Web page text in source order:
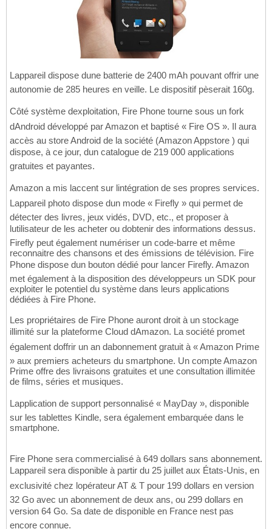
Lappareil dispose dune batterie de 2400 mAh pouvant offrir une
autonomie de 285 heures en veille. Le dispositif pèserait 160g.
Côté système dexploitation, Fire Phone tourne sous un fork
dAndroid développé par Amazon et baptisé « Fire OS ». Il aura
accès au store Android de la société (Amazon Appstore ) qui
dispose, à ce jour, dun catalogue de 219 000 applications
gratuites et payantes.
Amazon a mis laccent sur lintégration de ses propres services.
Lappareil photo dispose dun mode « Firefly » qui permet de
détecter des livres, jeux vidés, DVD, etc., et proposer à
lutilisateur de les acheter ou dobtenir des informations dessus.
Firefly peut également numériser un code-barre et même
reconnaitre des chansons et des émissions de télévision. Fire
Phone dispose dun bouton dédié pour lancer Firefly. Amazon
met également à la disposition des développeurs un SDK pour
exploiter le potentiel du système dans leurs applications
dédiées à Fire Phone.
Les propriétaires de Fire Phone auront droit à un stockage
illimité sur la plateforme Cloud dAmazon. La société promet
également doffrir un an dabonnement gratuit à « Amazon Prime
» aux premiers acheteurs du smartphone. Un compte Amazon
Prime offre des livraisons gratuites et une consultation illimitée
de films, séries et musiques.
Lapplication de support personnalisé « MayDay », disponible
sur les tablettes Kindle, sera également embarquée dans le
smartphone.
Fire Phone sera commercialisé à 649 dollars sans abonnement.
Lappareil sera disponible à partir du 25 juillet aux États-Unis, en
exclusivité chez lopérateur AT & T pour 199 dollars en version
32 Go avec un abonnement de deux ans, ou 299 dollars en
version 64 Go. Sa date de disponible en France nest pas
encore connue.